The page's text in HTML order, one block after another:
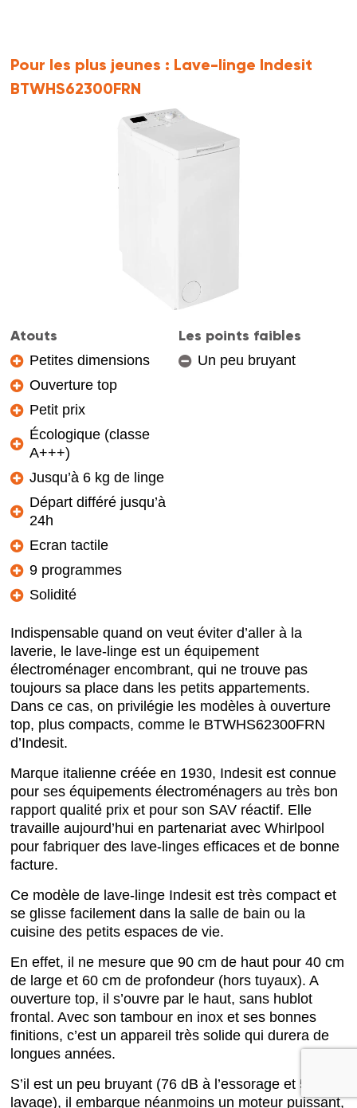
Pour les plus jeunes : Lave-linge Indesit
BTWHS62300FRN
Atouts
Petites dimensions
Ouverture top
Petit prix
Écologique (classe
A+++)
Jusqu’à 6 kg de linge
Départ différé jusqu’à
24h
Ecran tactile
9 programmes
Solidité
Les points faibles
Un peu bruyant
Indispensable quand on veut éviter d’aller à la
laverie, le lave-linge est un équipement
électroménager encombrant, qui ne trouve pas
toujours sa place dans les petits appartements.
Dans ce cas, on privilégie les modèles à ouverture
top, plus compacts, comme le BTWHS62300FRN
d’Indesit.
Marque italienne créée en 1930, Indesit est connue
pour ses équipements électroménagers au très bon
rapport qualité prix et pour son SAV réactif. Elle
travaille aujourd’hui en partenariat avec Whirlpool
pour fabriquer des lave-linges efficaces et de bonne
facture.
Ce modèle de lave-linge Indesit est très compact et
se glisse facilement dans la salle de bain ou la
cuisine des petits espaces de vie.
En effet, il ne mesure que 90 cm de haut pour 40 cm
de large et 60 cm de profondeur (hors tuyaux). A
ouverture top, il s’ouvre par le haut, sans hublot
frontal. Avec son tambour en inox et ses bonnes
finitions, c’est un appareil très solide qui durera de
longues années.
S’il est un peu bruyant (76 dB à l’essorage et 59 au
lavage), il embarque néanmoins un moteur puissant,